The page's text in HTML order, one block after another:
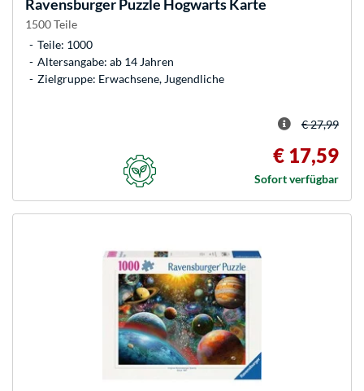
RavensburgerPuzzle Hogwarts Karte
1500 Teile
Teile: 1000
Altersangabe: ab 14 Jahren
Zielgruppe: Erwachsene, Jugendliche
€ 27,99
€ 17,59
Sofort verfügbar